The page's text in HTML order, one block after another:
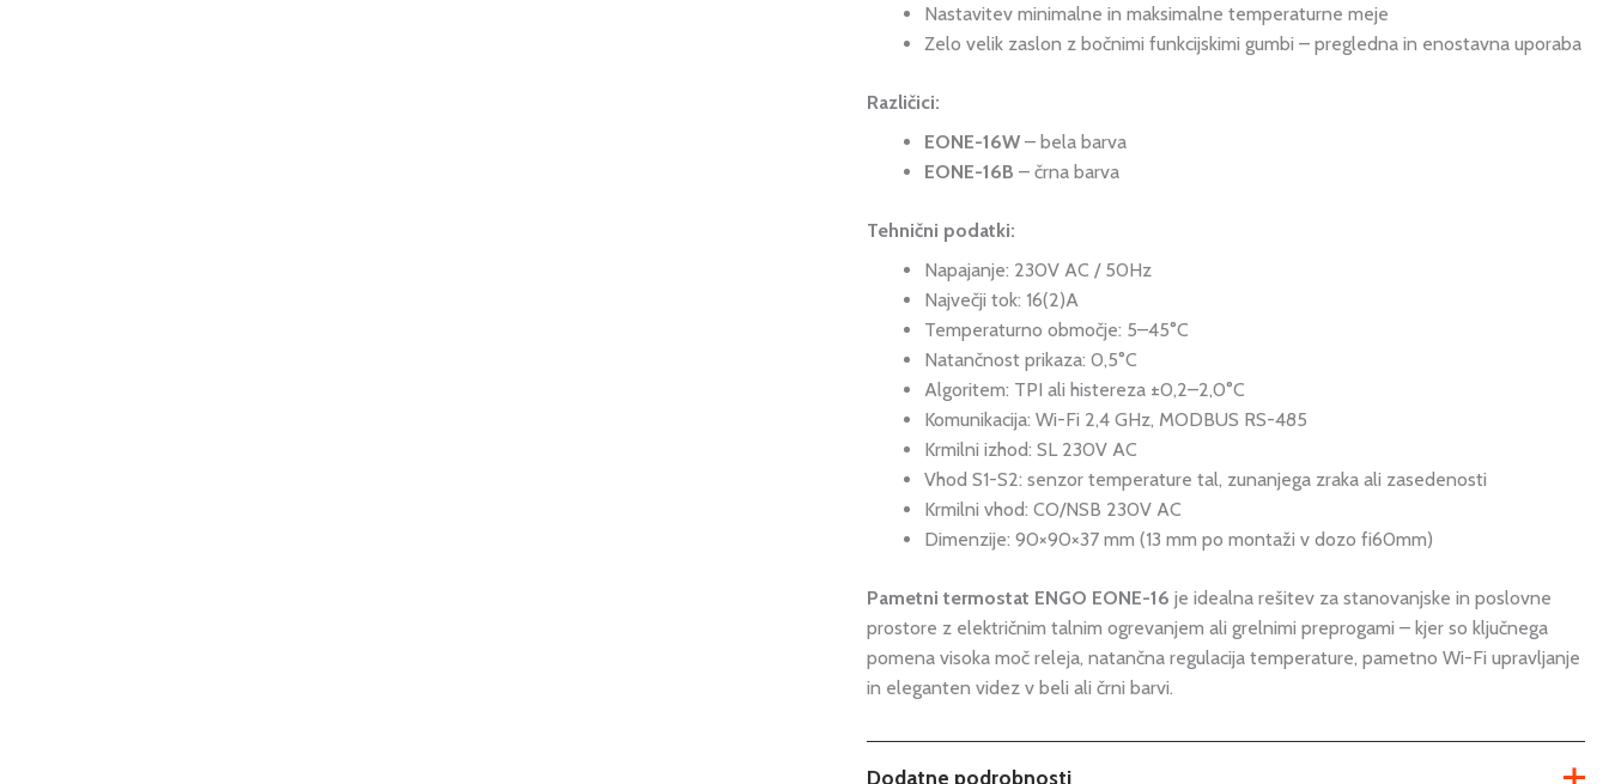
Nastavitev minimalne in maksimalne temperaturne meje
Zelo velik zaslon z bočnimi funkcijskimi gumbi – pregledna in enostavna uporaba
Različici:
EONE-16W – bela barva
EONE-16B – črna barva
Tehnični podatki:
Napajanje: 230V AC / 50Hz
Največji tok: 16(2)A
Temperaturno območje: 5–45°C
Natančnost prikaza: 0,5°C
Algoritem: TPI ali histereza ±0,2–2,0°C
Komunikacija: Wi-Fi 2,4 GHz, MODBUS RS-485
Krmilni izhod: SL 230V AC
Vhod S1-S2: senzor temperature tal, zunanjega zraka ali zasedenosti
Krmilni vhod: CO/NSB 230V AC
Dimenzije: 90×90×37 mm (13 mm po montaži v dozo fi60mm)
Pametni termostat ENGO EONE-16 je idealna rešitev za stanovanjske in poslovne
prostore z električnim talnim ogrevanjem ali grelnimi preprogami – kjer so ključnega
pomena visoka moč releja, natančna regulacija temperature, pametno Wi-Fi upravljanje
in eleganten videz v beli ali črni barvi.
Dodatne podrobnosti